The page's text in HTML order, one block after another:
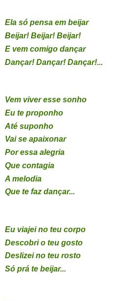
Ela só pensa em beijar
Beijar! Beijar! Beijar!
E vem comigo dançar
Dançar! Dançar! Dançar!...
Vem viver esse sonho
Eu te proponho
Até suponho
Vai se apaixonar
Por essa alegria
Que contagia
A melodia
Que te faz dançar...
Eu viajei no teu corpo
Descobri o teu gosto
Deslizei no teu rosto
Só prá te beijar...